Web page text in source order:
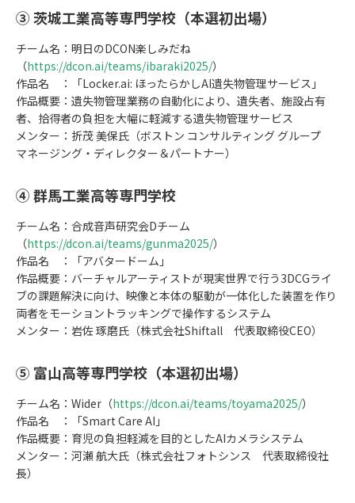
③ 茨城工業高等専門学校（本選初出場）
チーム名：明日のDCON楽しみだね
（https://dcon.ai/teams/ibaraki2025/）
作品名 ：「Locker.ai: ほったらかしAI遺失物管理サービス」
作品概要：遺失物管理業務の自動化により、遺失者、施設占有
者、拾得者の負担を大幅に軽減する遺失物管理サービス
メンター：折茂 美保氏（ボストン コンサルティング グループ
マネージング・ディレクター＆パートナー）
④ 群馬工業高等専門学校
チーム名：合成音声研究会Dチーム
（https://dcon.ai/teams/gunma2025/）
作品名 ：「アバタードーム」
作品概要：バーチャルアーティストが現実世界で行う3DCGライ
ブの課題解決に向け、映像と本体の駆動が一体化した装置を作り
両者をモーショントラッキングで操作するシステム
メンター：岩佐 琢磨氏（株式会社Shiftall 代表取締役CEO）
⑤ 富山高等専門学校（本選初出場）
チーム名：Wider（https://dcon.ai/teams/toyama2025/）
作品名 ：「Smart Care AI」
作品概要：育児の負担軽減を目的としたAIカメラシステム
メンター：河瀬 航大氏（株式会社フォトシンス 代表取締役社
長）